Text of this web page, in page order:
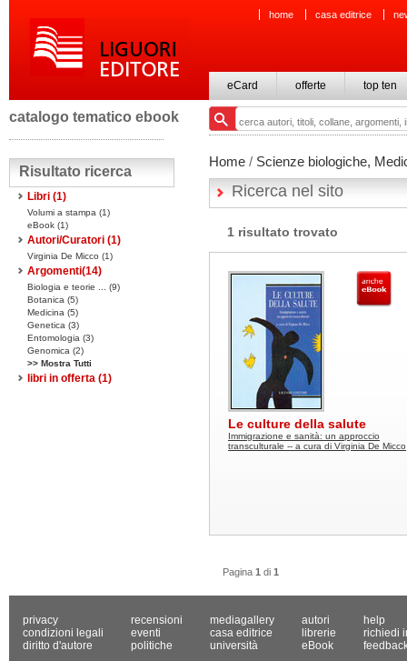
home casa editrice
eCard offerte top ten
catalogo tematico ebook
Risultato ricerca
Libri (1)
Volumi a stampa (1)
eBook (1)
Autori/Curatori (1)
Virginia De Micco (1)
Argomenti(14)
Biologia e teorie ... (9)
Botanica (5)
Medicina (5)
Genetica (3)
Entomologia (3)
Genomica (2)
>> Mostra Tutti
libri in offerta (1)
Home / Scienze biologiche,
Ricerca nel sito
1 risultato trovato
Le culture della salute
Immigrazione e sanità: un approccio
transculturale -- a cura di Virginia De Micco
Pagina 1 di 1
privacy
condizioni legali
diritto d'autore
recensioni
eventi
politiche
mediagallery
casa editrice
università
autori
librerie
eBook
help
richiedi